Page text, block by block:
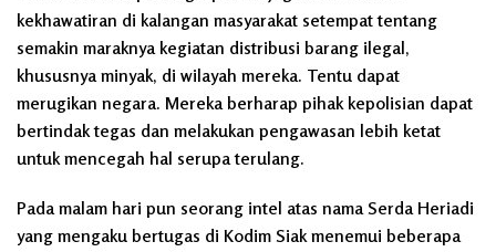
kekhawatiran di kalangan masyarakat setempat tentang
semakin maraknya kegiatan distribusi barang ilegal,
khususnya minyak, di wilayah mereka. Tentu dapat
merugikan negara. Mereka berharap pihak kepolisian dapat
bertindak tegas dan melakukan pengawasan lebih ketat
untuk mencegah hal serupa terulang.
Pada malam hari pun seorang intel atas nama Serda Heriadi
yang mengaku bertugas di Kodim Siak menemui beberapa